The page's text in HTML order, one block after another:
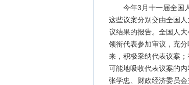
今年3月十一届全国人
这些议案分别交由全国
议结果的报告。全国人
领衔代表参加审议，充
来，积极采纳代表议案
可能地吸收代表议案的
张学忠、财政经济委员